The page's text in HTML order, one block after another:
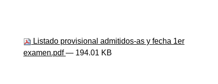
Listado provisional admitidos-as y fecha 1er
examen.pdf— 194.01 KB